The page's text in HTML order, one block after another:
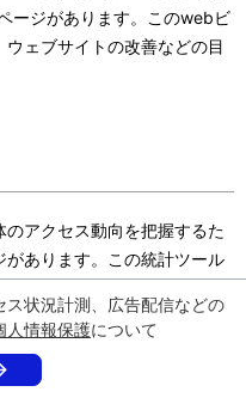
状況計測、広告配信などの
人情報保護について
ージがあります。このwebビ
ェブサイトの改善などの目
アクセス動向を把握するた
あります。この統計ツール